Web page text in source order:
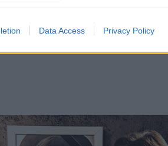
Data Access Privacy Policy